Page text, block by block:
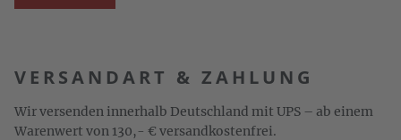
VERSANDART & ZAHLUNG
Wir versenden innerhalb Deutschland mit UPS – ab einem
Warenwert von 130,- € versandkostenfrei.